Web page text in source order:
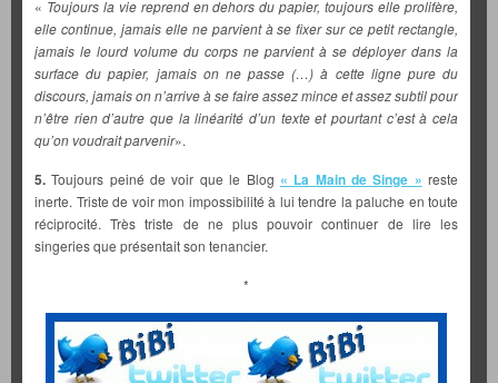
« Toujours la vie reprend en dehors du papier, toujours elle prolifère,
elle continue, jamais elle ne parvient à se fixer sur ce petit rectangle,
jamais le lourd volume du corps ne parvient à se déployer dans la
surface du papier, jamais on ne passe (…) à cette ligne pure du
discours, jamais on n’arrive à se faire assez mince et assez subtil pour
n’être rien d’autre que la linéarité d’un texte et pourtant c’est à cela
qu’on voudrait parvenir».
5. Toujours peiné de voir que le Blog « La Main de Singe » reste
inerte. Triste de voir mon impossibilité à lui tendre la paluche en toute
réciprocité. Très triste de ne plus pouvoir continuer de lire les
singeries que présentait son tenancier.
*